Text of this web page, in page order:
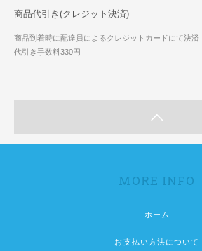
商品代引き(クレジット決済)
商品到着時に配達員によるクレジットカードにて決済
代引き手数料330円
MORE INFO
ホーム
お支払い方法について